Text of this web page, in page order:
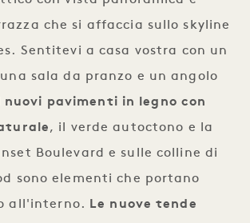
che si affaccia sullo skyline
Sentitevi a casa vostra con un
sala da pranzo e un angolo
nuovi pavimenti in legno con
, il verde autoctono e la
Boulevard e sulle colline di
sono elementi che portano
all'interno.
Le nuove tende